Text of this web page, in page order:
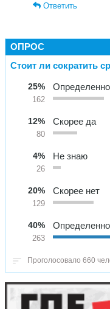
Ответить
ОПРОС
Стоит ли сократить
25%
162
12%
80
Скорее да
4%
26
Не знаю
20%
129
Скорее нет
40%
263
Проголосовало 660